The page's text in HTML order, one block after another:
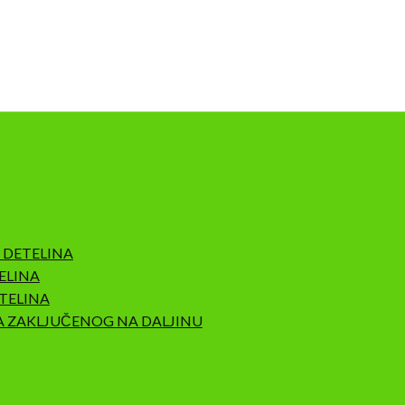
ZAKLJUČENOG NA DALJINU